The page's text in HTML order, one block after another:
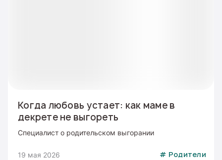
Когда любовь устает: как маме в
декрете не выгореть
Специалист о родительском выгорании
19 мая 2026 # Родители